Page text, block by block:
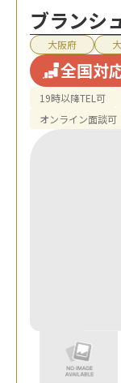
ブランシ
大阪府
全国対
19時以降TEL可
オンライン面談可